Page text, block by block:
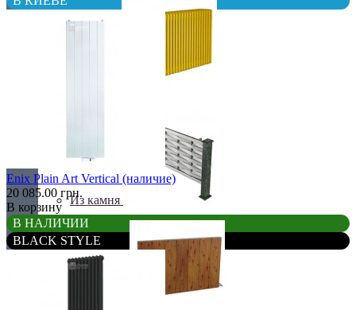
Из камня
Enix Plain Art Vertical (наличие)
20 085.00 грн.
В корзину
В НАЛИЧИИ
BLACK STYLE